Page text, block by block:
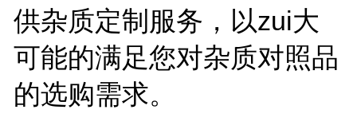
供杂质定制服务，以zui大
可能的满足您对杂质对照品
的选购需求。